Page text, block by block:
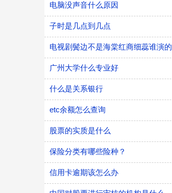
电脑没声音什么原因
子时是几点到几点
电视剧鬓边不是海棠红商细蕊谁演的
广州大学什么专业好
什么是关系银行
etc余额怎么查询
股票的实质是什么
保险分类有哪些险种？
信用卡逾期该怎么办